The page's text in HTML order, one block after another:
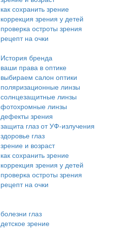
как сохранить зрение
коррекция зрения у детей
проверка остроты зрения
рецепт на очки
История бренда
ваши права в оптике
выбираем салон оптики
поляризационные линзы
солнцезащитные линзы
фотохромные линзы
дефекты зрения
защита глаз от УФ-излучения
здоровье глаз
зрение и возраст
как сохранить зрение
коррекция зрения у детей
проверка остроты зрения
рецепт на очки
болезни глаз
детское зрение